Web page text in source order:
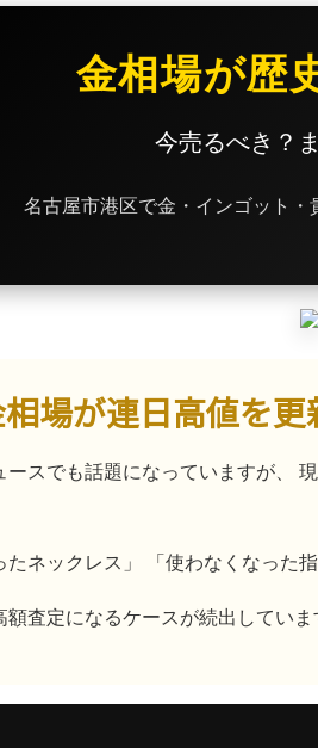
金相場が歴
今売るべき？
名古屋市港区で金・インゴット
場が連日高値を更
ースでも話題になっていますが、
たネックレス」 「使わなくなった
額査定になるケースが続出していま